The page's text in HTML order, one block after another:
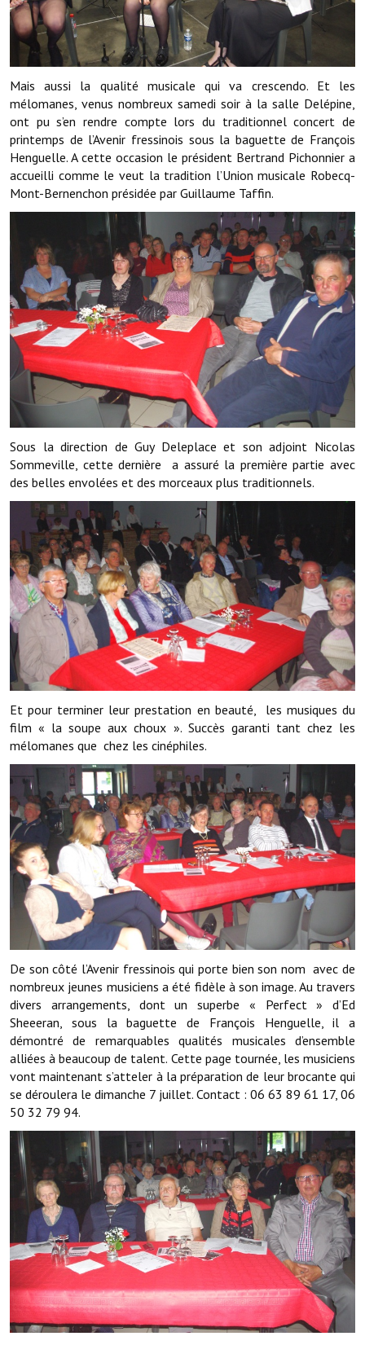
Procès verbaux des conseils municipaux
Communication
Le bulletin municipal : Fressinfo & Le Fressinois
Toutes les publications
Le village dans l'intercommunalité
Communauté de communes
Autres groupements
Les réseaux partenaires
L'association des maires
L'office de tourisme
Le conseil départemental
VILLE PRATIQUE
Services publics intercommunaux
Affaires scolaires, CCAS
France services
France Renov
Déchets ménagers, tri sélectif, encombrants
Services publics communaux
Démarches administratives
Urbanisme
Biens à louer
Terrains et maisons à vendre
Etablissements scolaires
Equipements sportifs
Bibliothèque
Commerçants, artisans
Commerces et professions libérales
Artisans
Agents immobiliers
Réserver une salle
Salle Georges Delépine
VILLE ACTIVE
Village culturel
La société musicale de l'Avenir Fressinois
La troupe théâtrale de l'Avenir Fressinois
Les Amis du Patrimoine
L'association du château
Mais aussi la qualité musicale qui va crescendo. Et les
mélomanes, venus nombreux samedi soir à la salle Delépine,
ont pu s’en rendre compte lors du traditionnel concert de
printemps de l’Avenir fressinois sous la baguette de François
Henguelle. A cette occasion le président Bertrand Pichonnier a
accueilli comme le veut la tradition l’Union musicale Robecq-
Mont-Bernenchon présidée par Guillaume Taffin.
Sous la direction de Guy Deleplace et son adjoint Nicolas
Sommeville, cette dernière a assuré la première partie avec
des belles envolées et des morceaux plus traditionnels.
Et pour terminer leur prestation en beauté, les musiques du
film « la soupe aux choux ». Succès garanti tant chez les
mélomanes que chez les cinéphiles.
De son côté l’Avenir fressinois qui porte bien son nom avec de
nombreux jeunes musiciens a été fidèle à son image. Au travers
divers arrangements, dont un superbe « Perfect » d’Ed
Sheeeran, sous la baguette de François Henguelle, il a
démontré de remarquables qualités musicales d’ensemble
alliées à beaucoup de talent. Cette page tournée, les musiciens
vont maintenant s’atteler à la préparation de leur brocante qui
se déroulera le dimanche 7 juillet. Contact : 06 63 89 61 17, 06
50 32 79 94.